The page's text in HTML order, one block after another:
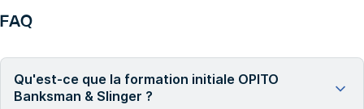
FAQ
Qu'est-ce que la formation initiale OPITO
Banksman & Slinger ?